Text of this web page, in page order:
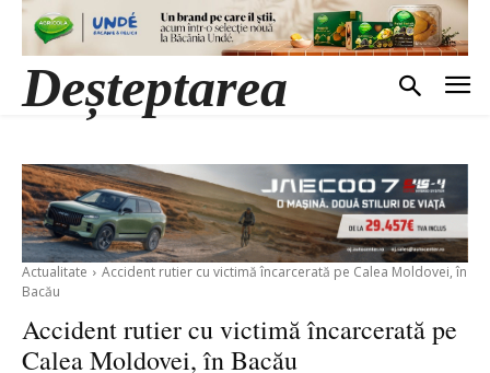
Deșteptarea
Actualitate
Accident rutier cu victimă încarcerată pe Calea Moldovei, în
Bacău
Accident rutier cu victimă încarcerată pe
Calea Moldovei, în Bacău